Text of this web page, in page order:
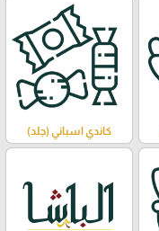
كاندي اسباني (جلد)